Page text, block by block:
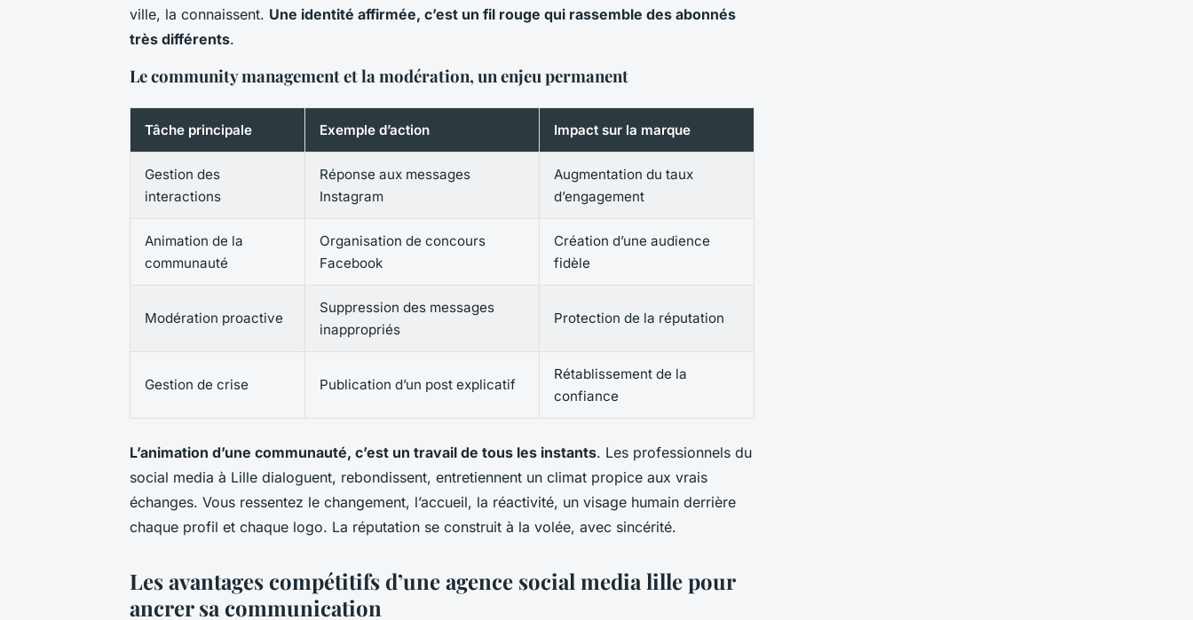
ville, la connaissent. Une identité affirmée, c’est un fil rouge qui rassemble des abonnés
très différents.
Le community management et la modération, un enjeu permanent
Tâche principale Exemple d’action Impact sur la marque
Gestion des
interactions
Réponse aux messages
Instagram
Augmentation du taux
d’engagement
Animation de la
communauté
Organisation de concours
Facebook
Création d’une audience
fidèle
Modération proactive
Suppression des messages
inappropriés
Protection de la réputation
Gestion de crise Publication d’un post explicatif
Rétablissement de la
confiance
L’animation d’une communauté, c’est un travail de tous les instants. Les professionnels du
social media à Lille dialoguent, rebondissent, entretiennent un climat propice aux vrais
échanges. Vous ressentez le changement, l’accueil, la réactivité, un visage humain derrière
chaque profil et chaque logo. La réputation se construit à la volée, avec sincérité.
Les avantages compétitifs d’une agence social media lille pour
ancrer sa communication